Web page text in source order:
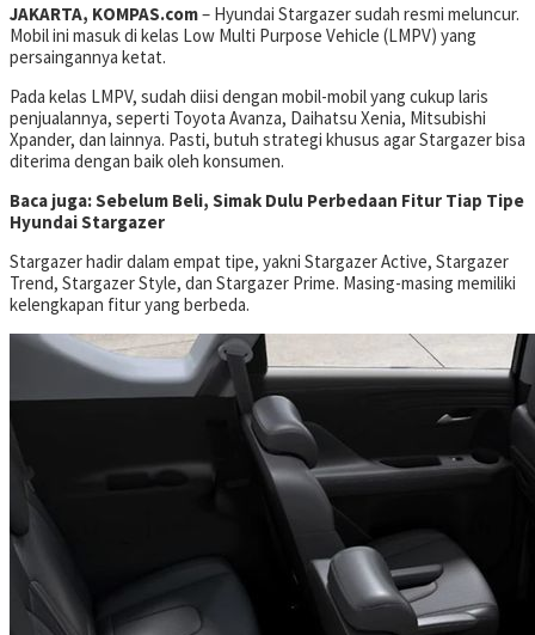
JAKARTA, KOMPAS.com– Hyundai Stargazer sudah resmi meluncur.
Mobil ini masuk di kelas Low Multi Purpose Vehicle (LMPV) yang
persaingannya ketat.
Pada kelas LMPV, sudah diisi dengan mobil-mobil yang cukup laris
penjualannya, seperti Toyota Avanza, Daihatsu Xenia, Mitsubishi
Xpander, dan lainnya. Pasti, butuh strategi khusus agar Stargazer bisa
diterima dengan baik oleh konsumen.
Baca juga: Sebelum Beli, Simak Dulu Perbedaan Fitur Tiap Tipe
Hyundai Stargazer
Stargazer hadir dalam empat tipe, yakni Stargazer Active, Stargazer
Trend, Stargazer Style, dan Stargazer Prime. Masing-masing memiliki
kelengkapan fitur yang berbeda.